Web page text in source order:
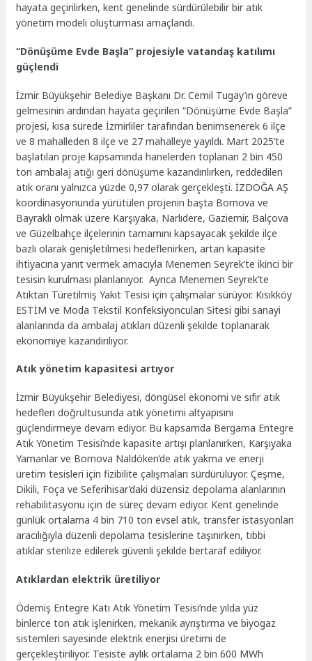
hayata geçirilirken, kent genelinde sürdürülebilir bir atık
yönetim modeli oluşturması amaçlandı.
“Dönüşüme Evde Başla” projesiyle vatandaş katılımı
güçlendi
İzmir Büyükşehir Belediye Başkanı Dr. Cemil Tugay’ın göreve
gelmesinin ardından hayata geçirilen “Dönüşüme Evde Başla”
projesi, kısa sürede İzmirliler tarafından benimsenerek 6 ilçe
ve 8 mahalleden 8 ilçe ve 27 mahalleye yayıldı. Mart 2025’te
başlatılan proje kapsamında hanelerden toplanan 2 bin 450
ton ambalaj atığı geri dönüşüme kazandırılırken, reddedilen
atık oranı yalnızca yüzde 0,97 olarak gerçekleşti. İZDOĞA AŞ
koordinasyonunda yürütülen projenin başta Bornova ve
Bayraklı olmak üzere Karşıyaka, Narlıdere, Gaziemir, Balçova
ve Güzelbahçe ilçelerinin tamamını kapsayacak şekilde ilçe
bazlı olarak genişletilmesi hedeflenirken, artan kapasite
ihtiyacına yanıt vermek amacıyla Menemen Seyrek’te ikinci bir
tesisin kurulması planlanıyor. Ayrıca Menemen Seyrek’te
Atıktan Türetilmiş Yakıt Tesisi için çalışmalar sürüyor. Kısıkköy
ESTİM ve Moda Tekstil Konfeksiyoncuları Sitesi gibi sanayi
alanlarında da ambalaj atıkları düzenli şekilde toplanarak
ekonomiye kazandırılıyor.
Atık yönetim kapasitesi artıyor
İzmir Büyükşehir Belediyesi, döngüsel ekonomi ve sıfır atık
hedefleri doğrultusunda atık yönetimi altyapısını
güçlendirmeye devam ediyor. Bu kapsamda Bergama Entegre
Atık Yönetim Tesisi’nde kapasite artışı planlanırken, Karşıyaka
Yamanlar ve Bornova Naldöken’de atık yakma ve enerji
üretim tesisleri için fizibilite çalışmaları sürdürülüyor. Çeşme,
Dikili, Foça ve Seferihisar’daki düzensiz depolama alanlarının
rehabilitasyonu için de süreç devam ediyor. Kent genelinde
günlük ortalama 4 bin 710 ton evsel atık, transfer istasyonları
aracılığıyla düzenli depolama tesislerine taşınırken, tıbbi
atıklar sterilize edilerek güvenli şekilde bertaraf ediliyor.
Atıklardan elektrik üretiliyor
Ödemiş Entegre Katı Atık Yönetim Tesisi’nde yılda yüz
binlerce ton atık işlenirken, mekanik ayrıştırma ve biyogaz
sistemleri sayesinde elektrik enerjisi üretimi de
gerçekleştiriliyor. Tesiste aylık ortalama 2 bin 600 MWh